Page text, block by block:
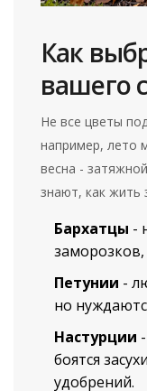
Как
вашего
Не все цветы
например, лето
весна -
знают, как жить
Бархатцы -
Петунии -
но
Настурции
боятся
удобрений.